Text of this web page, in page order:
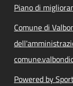
Piano di
Comune di
Powered by